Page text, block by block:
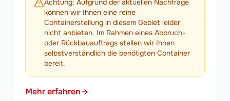
Achtung: Aufgrund der aktuellen Nachfrage
können wir Ihnen eine reine
Containerstellung in diesem Gebiet leider
nicht anbieten. Im Rahmen eines Abbruch-
oder Rückbauauftrags stellen wir Ihnen
selbstverständlich die benötigten Container
bereit.
Mehr erfahren